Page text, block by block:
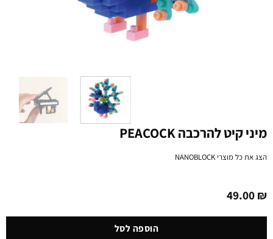
מיני קיט להרכבה PEACOCK
הצג את כל מוצריNANOBLOCK
49.00₪
הוספה לסל